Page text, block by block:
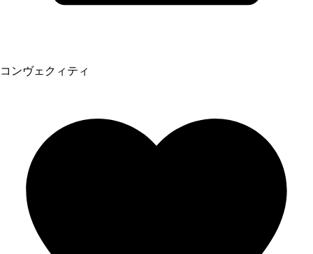
コンヴェクィティ